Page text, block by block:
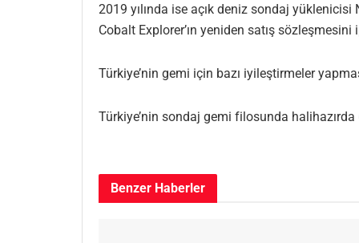
2019 yılında ise açık deniz sondaj
Cobalt Explorer’ın yeniden satış
Türkiye’nin gemi için bazı iyileştirmeler
Türkiye’nin sondaj gemi filosunda
Benzer Haberler